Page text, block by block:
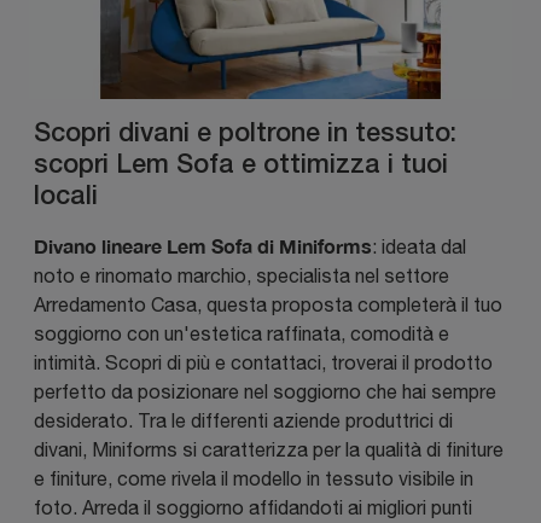
Scopri divani e poltrone in tessuto:
scopri Lem Sofa e ottimizza i tuoi
locali
Divano lineare Lem Sofa di Miniforms: ideata dal
noto e rinomato marchio, specialista nel settore
Arredamento Casa, questa proposta completerà il tuo
soggiorno con un'estetica raffinata, comodità e
intimità. Scopri di più e contattaci, troverai il prodotto
perfetto da posizionare nel soggiorno che hai sempre
desiderato. Tra le differenti aziende produttrici di
divani, Miniforms si caratterizza per la qualità di finiture
e finiture, come rivela il modello in tessuto visibile in
foto. Arreda il soggiorno affidandoti ai migliori punti